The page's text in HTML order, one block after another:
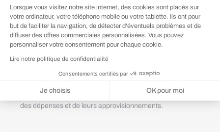
Lorsque vous visitez notre site internet, des cookies sont placés sur
votre ordinateur, votre téléphone mobile ou votre tablette. Ils ont pour
but de faciliter la navigation, de détecter d'éventuels problèmes et de
diffuser des offres commerciales personnalisées. Vous pouvez
personnaliser votre consentement pour chaque cookie.
Lire notre politique de confidentialité
Consentements certifiés par
Je choisis OK pour moi
Axeptio consent
Plateforme de Gestion du Consentement : Personnalisez vos Options
renforcer sa visibilité et sa crédibilité auprès de ses
prospects et clients. Le site met en avant l’expertise de
Weproc en matière de gestion des processus
d’approvisionnement, tout en facilitant la prise en main de
la plateforme pour les utilisateurs. En se positionnant
comme un acteur clé de l’optimisation des achats
nouvelles entreprises souhaitant améliorer leur gestion
des dépenses et de leurs approvisionnements.